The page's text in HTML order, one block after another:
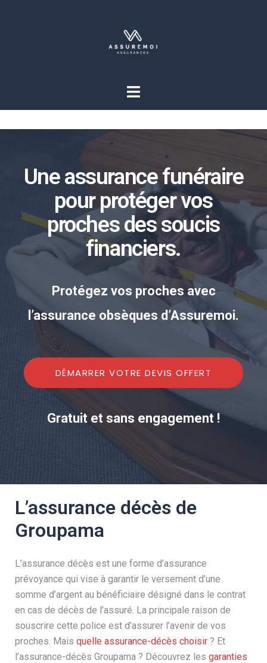
Une assurance funéraire
pour protéger vos
proches des soucis
financiers.
Protégez vos proches avec
l’assurance obsèques d’Assuremoi.
DÉMARRER VOTRE DEVIS OFFERT
Gratuit et sans engagement !
L’assurance décès de
Groupama
L’assurance décès est une forme d’assurance
prévoyance qui vise à garantir le versement d’une
somme d’argent au bénéficiaire désigné dans le contrat
en cas de décès de l’assuré. La principale raison de
souscrire cette police est d’assurer l’avenir de vos
proches. Mais quelle assurance-décès choisir ? Et
l’assurance-décès Groupama ? Découvrez les garanties